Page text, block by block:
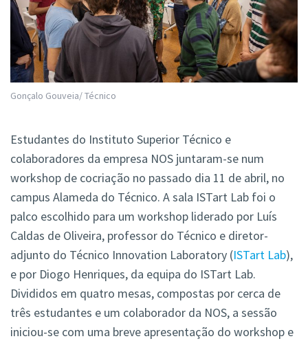
Gonçalo Gouveia/ Técnico
Estudantes do Instituto Superior Técnico e
colaboradores da empresa NOS juntaram-se num
workshop de cocriação no passado dia 11 de abril, no
campus Alameda do Técnico. A sala ISTart Lab foi o
palco escolhido para um workshop liderado por Luís
Caldas de Oliveira, professor do Técnico e diretor-
adjunto do Técnico Innovation Laboratory (ISTart Lab),
e por Diogo Henriques, da equipa do ISTart Lab.
Divididos em quatro mesas, compostas por cerca de
três estudantes e um colaborador da NOS, a sessão
iniciou-se com uma breve apresentação do workshop e